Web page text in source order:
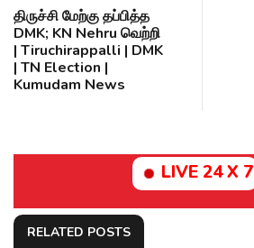
திருச்சி மேற்கு தப்பித்த
DMK; KN Nehru வெற்றி
| Tiruchirappalli | DMK
| TN Election |
Kumudam News
LIVE 24 X 7
RELATED POSTS